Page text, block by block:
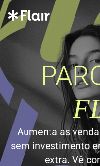
Aumenta as
sem investimento
extra. Vê